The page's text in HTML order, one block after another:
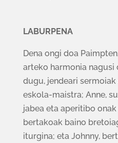
LABURPENA
Dena ongi doa
arteko harmonia nagusi
dugu, jendeari
eskola-maistra; Anne,
jabea eta aperitibo
bertakoak baino
iturgina; eta Johnny,